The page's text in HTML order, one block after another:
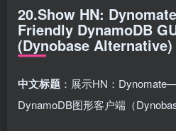
20.Show HN:
Friendly DynamoDB
(Dynobase Alternative)
中文标题 ：展示HN：
DynamoDB图形客户端（